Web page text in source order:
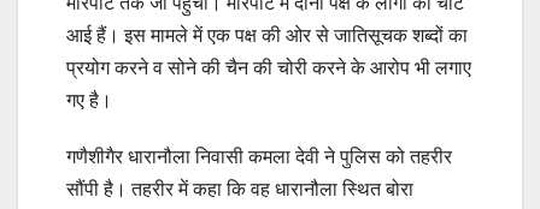
आई हैं। इस मामले में एक पक्ष की ओर से जातिसूचक शब्दों का
प्रयोग करने व सोने की चैन की चोरी करने के आरोप भी लगाए
गए है।
गणैशीगैर धारानौला निवासी कमला देवी ने पुलिस को तहरीर
सौंपी है। तहरीर में कहा कि वह धारानौला स्थित बोरा